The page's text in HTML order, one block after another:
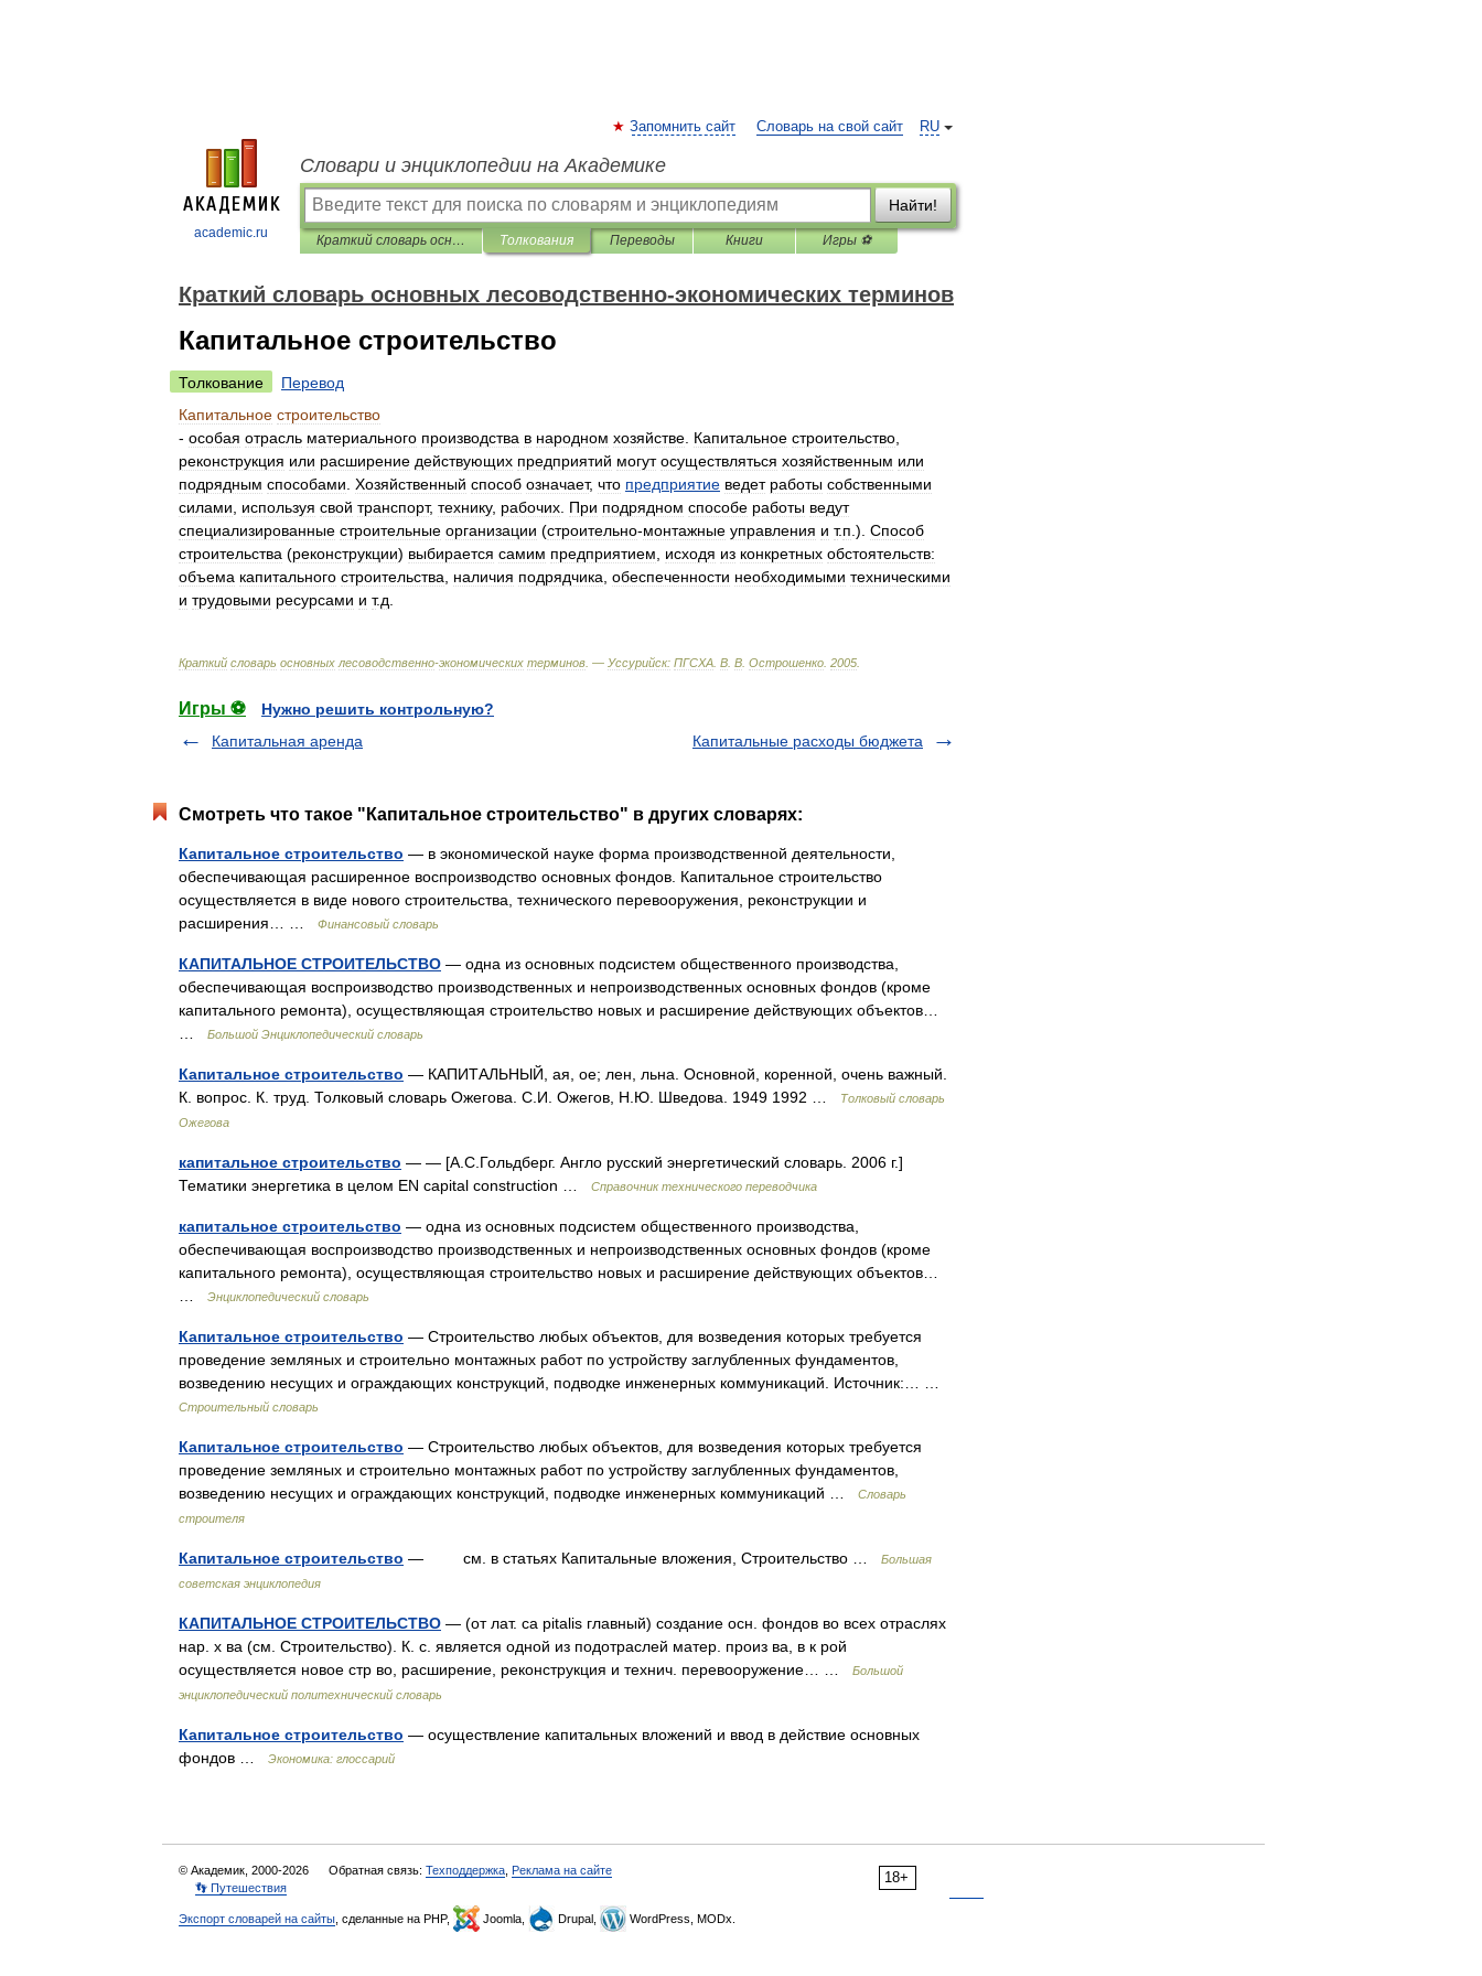
academic.ru
RU
Запомнить сайт Словарь на свой сайт
Словари и энциклопедии на Академике
Найти!
Краткий словарь основных лесоводственно-экономических терминов Толкования Переводы Книги Игры ⚽
Краткий словарь основных лесоводственно-экономических терминов
Капитальное строительство
Толкование
Перевод
Капитальное строительство
- особая отрасль материального производства в народном хозяйстве Капитальное строительство
реконструкция или расширение действующих предприятий могут осуществляться хозяйственным или
подрядным способами Хозяйственный способ означает, что предприятие ведет работы собственными
силами
используя свой транспорт, технику, рабочих При подрядном способе работы ведут
специализированные строительные организации (строительно-монтажные управления и т.п .). Способ
строительства (реконструкции) выбирается самим предприятием исходя из конкретных обстоятельств:
объема капитального строительства наличия подрядчика обеспеченности необходимыми техническими
и трудовыми ресурсами и т.д
Краткий словарь основных лесоводственно-экономических терминов . — Уссурийск: ПГСХА В В Острошенко 2005
Игры ⚽
Нужно решить контрольную?
Капитальная аренда
Капитальные расходы бюджета
Смотреть что такое "Капитальное строительство" в других словарях:
Капитальное строительство — в экономической науке форма производственной деятельности,
обеспечивающая расширенное воспроизводство основных фондов. Капитальное строительство
осуществляется в виде нового строительства, технического перевооружения, реконструкции и
расширения… …
Финансовый словарь
КАПИТАЛЬНОЕ СТРОИТЕЛЬСТВО — одна из основных подсистем общественного производства,
обеспечивающая воспроизводство производственных и непроизводственных основных фондов (кроме
капитального ремонта), осуществляющая строительство новых и расширение действующих объектов…
Большой Энциклопедический словарь
Капитальное строительство — КАПИТАЛЬНЫЙ, ая, ое; лен, льна. Основной, коренной, очень важный.
К. вопрос. К. труд. Толковый словарь Ожегова. С.И. Ожегов, Н.Ю. Шведова. 1949 1992 …
Толковый словарь
Ожегова
капитальное строительство — — [А.С.Гольдберг. Англо русский энергетический словарь. 2006 г.]
Тематики энергетика в целом EN capital construction …
Справочник технического переводчика
капитальное строительство — одна из основных подсистем общественного производства,
обеспечивающая воспроизводство производственных и непроизводственных основных фондов (кроме
капитального ремонта), осуществляющая строительство новых и расширение действующих объектов…
Энциклопедический словарь
Капитальное строительство — Строительство любых объектов, для возведения которых требуется
проведение земляных и строительно монтажных работ по устройству заглубленных фундаментов,
возведению несущих и ограждающих конструкций, подводке инженерных коммуникаций. Источник:… …
Строительный словарь
Капитальное строительство — Строительство любых объектов, для возведения которых требуется
проведение земляных и строительно монтажных работ по устройству заглубленных фундаментов,
возведению несущих и ограждающих конструкций, подводке инженерных коммуникаций …
Словарь
строителя
Капитальное строительство — см. в статьях Капитальные вложения, Строительство …
Большая
советская энциклопедия
КАПИТАЛЬНОЕ СТРОИТЕЛЬСТВО — (от лат. са pitalis главный) создание осн. фондов во всех отраслях
нар. х ва (см. Строительство). К. с. является одной из подотраслей матер. произ ва, в к рой
осуществляется новое стр во, расширение, реконструкция и технич. перевооружение… …
Большой
энциклопедический политехнический словарь
Капитальное строительство — осуществление капитальных вложений и ввод в действие основных
фондов …
Экономика: глоссарий
18+
© Академик, 2000-2026 Обратная связь: Техподдержка Реклама на сайте
👣 Путешествия
Экспорт словарей на сайты , сделанные на PHP, Joomla, Drupal, WordPress, MODx.